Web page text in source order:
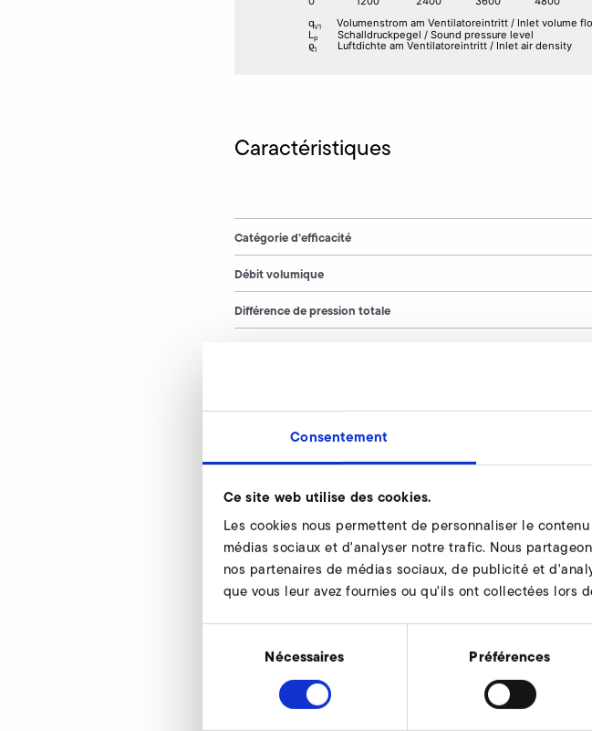
Consentement
Ce site web utilise des cookies.
Les cookies nous permettent de personnaliser le
médias sociaux et d'analyser notre trafic. Nous
nos partenaires de médias sociaux, de publicité et
que vous leur avez fournies ou qu'ils ont collectées lors
consentement
Nécessaires Préférences
Caractéristiques
Catégorie d’efficacité
Débit volumique
Différence de pression totale
Courant absorbé
Puissance
Vitesse de rotation du ventilateur
Poids
Dessins techniques